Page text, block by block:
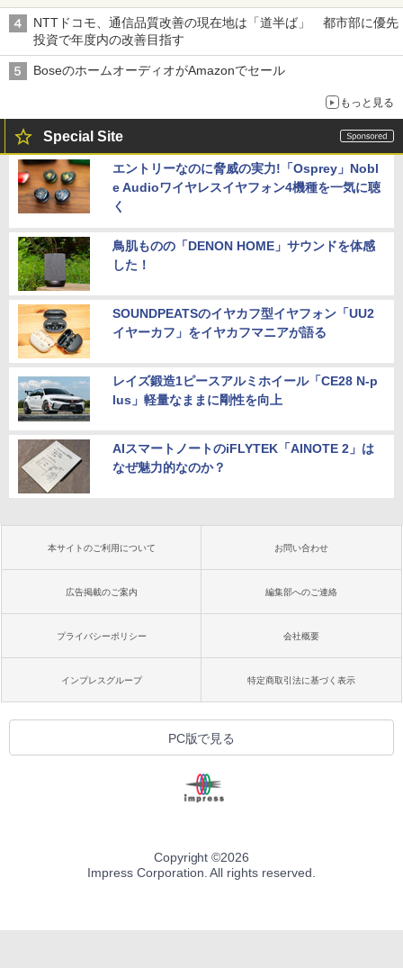
NTTドコモ、通信品質改善の現在地は「道半ば」 都市部に優先
投資で年度内の改善目指す
BoseのホームオーディオがAmazonでセール
もっと見る
Special Site
エントリーなのに脅威の実力!「Osprey」Nobl
e Audioワイヤレスイヤフォン4機種を一気に聴
く
鳥肌ものの「DENON HOME」サウンドを体感
した！
SOUNDPEATSのイヤカフ型イヤフォン「UU2
イヤーカフ」をイヤカフマニアが語る
レイズ鍛造1ピースアルミホイール「CE28 N-p
lus」軽量なままに剛性を向上
AIスマートノートのiFLYTEK「AINOTE 2」は
なぜ魅力的なのか？
本サイトのご利用について お問い合わせ
広告掲載のご案内 編集部へのご連絡
プライバシーポリシー 会社概要
インプレスグループ 特定商取引法に基づく表示
PC版で見る
Copyright ©2026
Impress Corporation. All rights reserved.